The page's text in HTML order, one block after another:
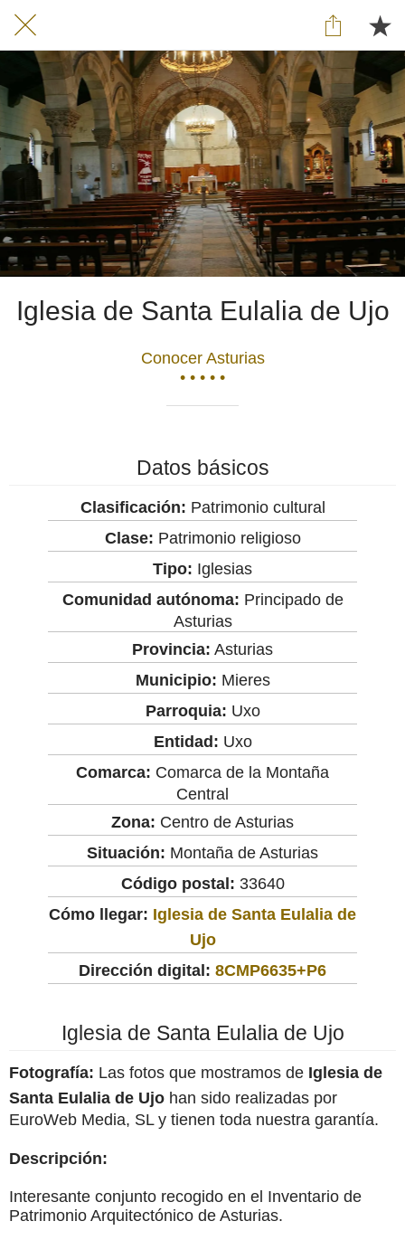
Iglesia de Santa Eulalia de Ujo
Conocer Asturias
• • • • •
Datos básicos
Clasificación: Patrimonio cultural
Clase: Patrimonio religioso
Tipo: Iglesias
Comunidad autónoma: Principado de
Asturias
Provincia: Asturias
Municipio: Mieres
Parroquia: Uxo
Entidad: Uxo
Comarca: Comarca de la Montaña
Central
Zona: Centro de Asturias
Situación: Montaña de Asturias
Código postal: 33640
Cómo llegar: Iglesia de Santa Eulalia de
Ujo
Dirección digital: 8CMP6635+P6
Iglesia de Santa Eulalia de Ujo
Fotografía: Las fotos que mostramos de Iglesia de
Santa Eulalia de Ujo han sido realizadas por
EuroWeb Media, SL y tienen toda nuestra garantía.
Descripción:
Interesante conjunto recogido en el Inventario de
Patrimonio Arquitectónico de Asturias.